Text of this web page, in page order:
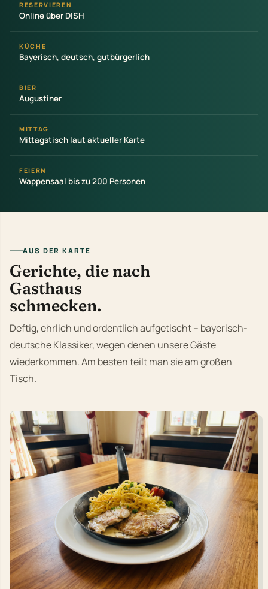
RESERVIEREN
Online über DISH
KÜCHE
Bayerisch, deutsch, gutbürgerlich
BIER
Augustiner
MITTAG
Mittagstisch laut aktueller Karte
FEIERN
Wappensaal bis zu 200 Personen
AUS DER KARTE
Gerichte, die nach
Gasthaus
schmecken.
Deftig, ehrlich und ordentlich aufgetischt – bayerisch-
deutsche Klassiker, wegen denen unsere Gäste
wiederkommen. Am besten teilt man sie am großen
Tisch.